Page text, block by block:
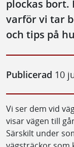
plockas
varför vi tar
och tips på
Publicerad 10
Vi ser dem vid
visar vägen till
Särskilt under